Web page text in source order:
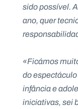
sido possível.
ano, quer
«Ficámos
do
infância e
iniciativas, sei